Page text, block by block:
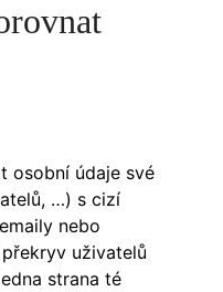
osobní údaje své
…) s cizí
nebo
uživatelů
strana té